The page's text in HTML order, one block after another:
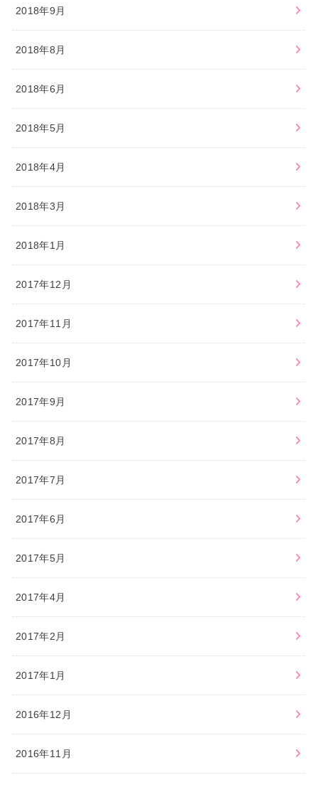
2018年9月
2018年8月
2018年6月
2018年5月
2018年4月
2018年3月
2018年1月
2017年12月
2017年11月
2017年10月
2017年9月
2017年8月
2017年7月
2017年6月
2017年5月
2017年4月
2017年2月
2017年1月
2016年12月
2016年11月